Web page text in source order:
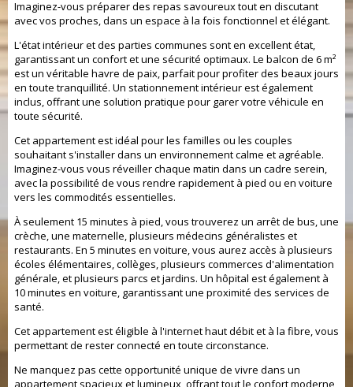
Imaginez-vous préparer des repas savoureux tout en discutant
avec vos proches, dans un espace à la fois fonctionnel et élégant.
L'état intérieur et des parties communes sont en excellent état,
garantissant un confort et une sécurité optimaux. Le balcon de 6 m²
est un véritable havre de paix, parfait pour profiter des beaux jours
en toute tranquillité. Un stationnement intérieur est également
inclus, offrant une solution pratique pour garer votre véhicule en
toute sécurité.
Cet appartement est idéal pour les familles ou les couples
souhaitant s'installer dans un environnement calme et agréable.
Imaginez-vous vous réveiller chaque matin dans un cadre serein,
avec la possibilité de vous rendre rapidement à pied ou en voiture
vers les commodités essentielles.
À seulement 15 minutes à pied, vous trouverez un arrêt de bus, une
crèche, une maternelle, plusieurs médecins généralistes et
restaurants. En 5 minutes en voiture, vous aurez accès à plusieurs
écoles élémentaires, collèges, plusieurs commerces d'alimentation
générale, et plusieurs parcs et jardins. Un hôpital est également à
10 minutes en voiture, garantissant une proximité des services de
santé.
Cet appartement est éligible à l'internet haut débit et à la fibre, vous
permettant de rester connecté en toute circonstance.
Ne manquez pas cette opportunité unique de vivre dans un
appartement spacieux et lumineux, offrant tout le confort moderne